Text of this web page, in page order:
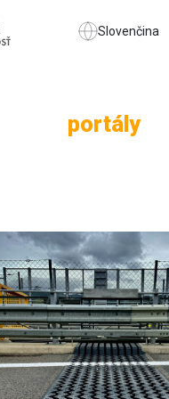
Slovenčina
portály